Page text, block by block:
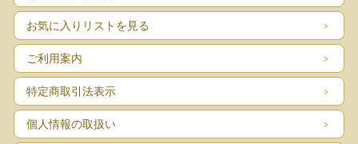
お気に入りリストを見る
ご利用案内
特定商取引法表示
個人情報の取扱い